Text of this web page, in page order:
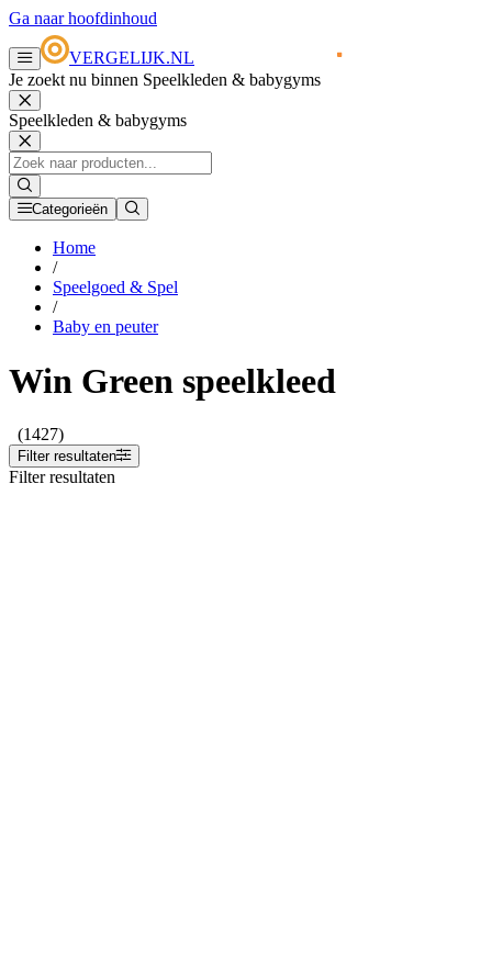
Ga naar hoofdinhoud
VERGELIJK.NL
Je zoekt nu binnen Speelkleden & babygyms
Speelkleden & babygyms
Categorieën
Home
/
Speelgoed & Spel
/
Baby en peuter
Win Green speelkleed
(1427)
Filter resultaten
Filter resultaten